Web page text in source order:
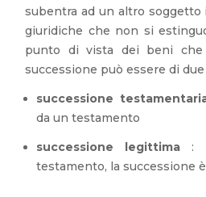
subentra ad un altro
giuridiche che non si
punto di vista dei beni
successione può essere di
successione
da un testamento
successione legittima :
testamento, la successione